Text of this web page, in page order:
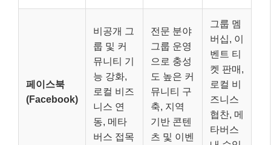
페이스북
(Facebook)
비공개 그
룹 및 커
뮤니티 기
능 강화,
로컬 비즈
니스 연
동, 메타
버스 접목
전문 분야
그룹 운영
으로 충성
도 높은 커
뮤니티 구
축, 지역
기반 콘텐
츠 및 이벤
그룹 멤
버십, 이
벤트 티
켓 판매,
로컬 비
즈니스
협찬, 메
타버스